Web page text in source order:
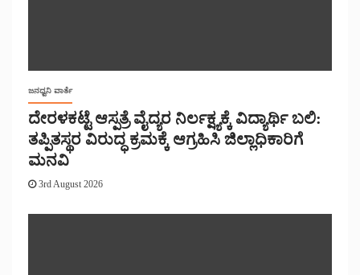
ಜನಧ್ವನಿ ವಾರ್ತೆ
ದೇರಳಕಟ್ಟೆ ಆಸ್ಪತ್ರೆ ವೈದ್ಯರ ನಿರ್ಲಕ್ಷ್ಯಕ್ಕೆ ವಿದ್ಯಾರ್ಥಿ ಬಲಿ:
ತಪ್ಪಿತಸ್ಥರ ವಿರುದ್ಧ ಕ್ರಮಕ್ಕೆ ಆಗ್ರಹಿಸಿ ಜಿಲ್ಲಾಧಿಕಾರಿಗೆ
ಮನವಿ
3rd August 2026